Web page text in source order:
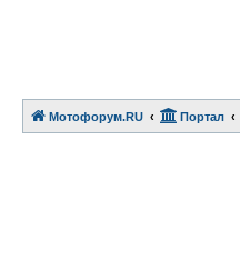
Мотофорум.RU Портал